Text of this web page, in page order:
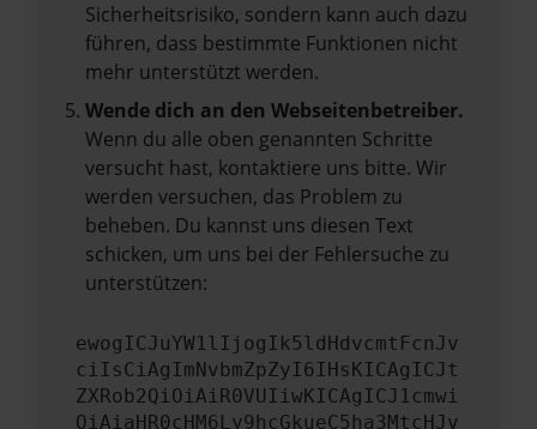
Sicherheitsrisiko, sondern kann auch dazu
führen, dass bestimmte Funktionen nicht
mehr unterstützt werden.
Wende dich an den Webseitenbetreiber.
Wenn du alle oben genannten Schritte
versucht hast, kontaktiere uns bitte. Wir
werden versuchen, das Problem zu
beheben. Du kannst uns diesen Text
schicken, um uns bei der Fehlersuche zu
unterstützen:
ewogICJuYW1lIjogIk5ldHdvcmtFcnJv
ciIsCiAgImNvbmZpZyI6IHsKICAgICJt
ZXRob2QiOiAiR0VUIiwKICAgICJ1cmwi
OiAiaHR0cHM6Ly9hcGkueC5ha3MtcHJv